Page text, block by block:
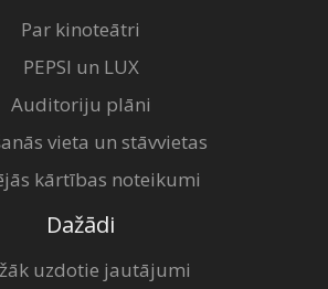
Par kinoteātri
PEPSI un LUX
Auditoriju plāni
vieta un stāvvietas
kārtības noteikumi
Dažādi
uzdotie jautājumi